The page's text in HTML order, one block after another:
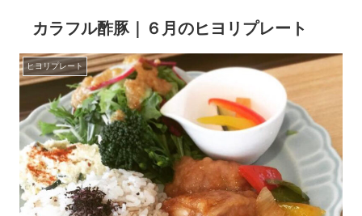
カラフル酢豚｜６月のヒヨリプレート
ヒヨリプレート